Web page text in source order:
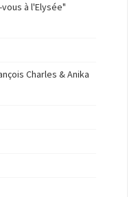
vous à l'Elysée"
Charles & Anika